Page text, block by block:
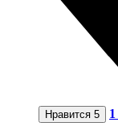
Нравится 5 1